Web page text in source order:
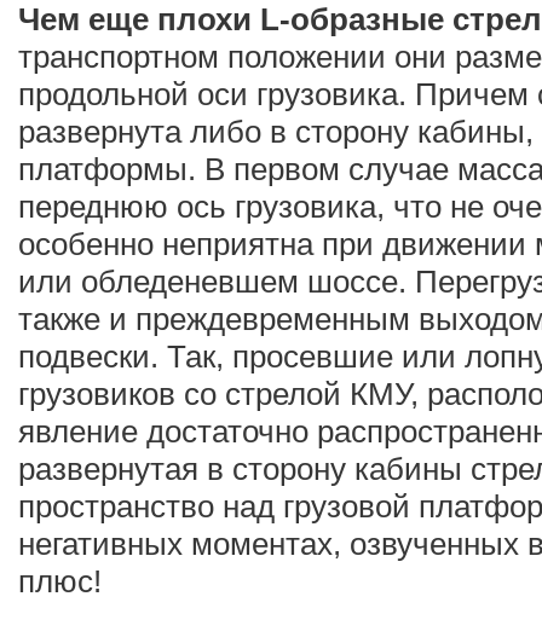
Чем еще плохи L-образные
транспортном положении они
продольной оси грузовика.
развернута либо в сторону
платформы. В первом случае
переднюю ось грузовика, что не
особенно неприятна при
или обледеневшем шоссе.
также и преждевременным
подвески. Так, просевшие или
грузовиков со стрелой КМУ,
явление достаточно
развернутая в сторону кабины
пространство над грузовой
негативных моментах,
плюс!